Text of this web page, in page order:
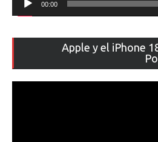
00:00
Apple y el iPhone